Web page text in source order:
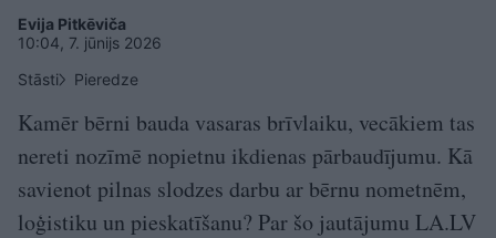
Evija Pitkēviča
10:04, 7. jūnijs 2026
Stāsti
Pieredze
Kamēr bērni bauda vasaras brīvlaiku, vecākiem tas
nereti nozīmē nopietnu ikdienas pārbaudījumu. Kā
savienot pilnas slodzes darbu ar bērnu nometnēm,
loģistiku un pieskatīšanu? Par šo jautājumu LA.LV